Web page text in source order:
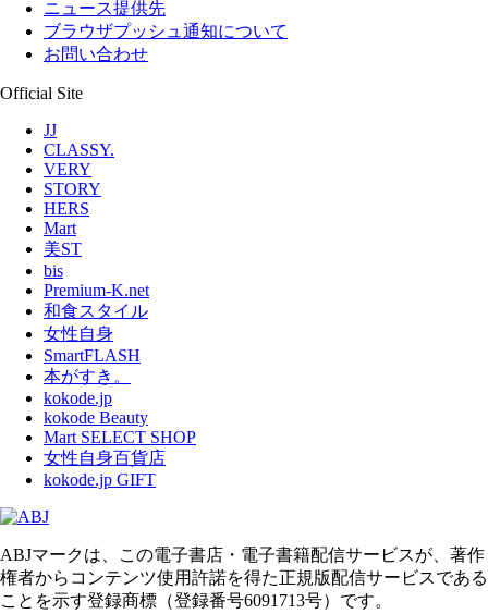
ニュース提供先
ブラウザプッシュ通知について
お問い合わせ
Official Site
JJ
CLASSY.
VERY
STORY
HERS
Mart
美ST
bis
Premium-K.net
和食スタイル
女性自身
SmartFLASH
本がすき。
kokode.jp
kokode Beauty
Mart SELECT SHOP
女性自身百貨店
kokode.jp GIFT
ABJマークは、この電子書店・電子書籍配信サービスが、著作
権者からコンテンツ使用許諾を得た正規版配信サービスである
ことを示す登録商標（登録番号6091713号）です。